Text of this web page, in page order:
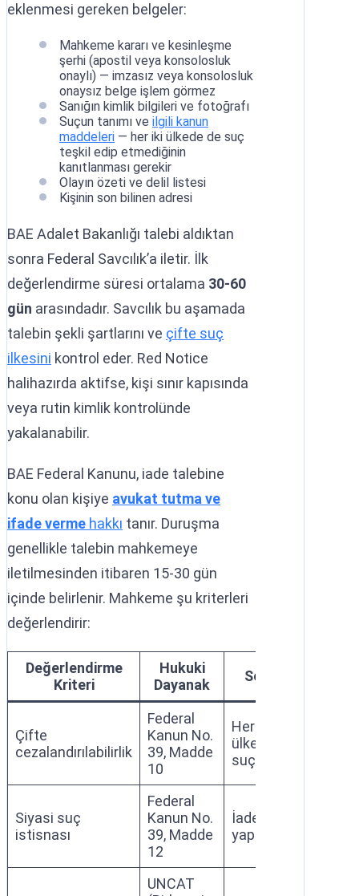
eklenmesi gereken belgeler:
Mahkeme kararı ve kesinleşme
şerhi (apostil veya konsolosluk
onaylı) — imzasız veya konsolosluk
onaysız belge işlem görmez
Sanığın kimlik bilgileri ve fotoğrafı
Suçun tanımı ve ilgili kanun
maddeleri — her iki ülkede de suç
teşkil edip etmediğinin
kanıtlanması gerekir
Olayın özeti ve delil listesi
Kişinin son bilinen adresi
BAE Adalet Bakanlığı talebi aldıktan
sonra Federal Savcılık’a iletir. İlk
değerlendirme süresi ortalama 30-60
gün arasındadır. Savcılık bu aşamada
talebin şekli şartlarını ve çifte suç
ilkesini kontrol eder. Red Notice
halihazırda aktifse, kişi sınır kapısında
veya rutin kimlik kontrolünde
yakalanabilir.
BAE Federal Kanunu, iade talebine
konu olan kişiye avukat tutma ve
ifade verme hakkı tanır. Duruşma
genellikle talebin mahkemeye
iletilmesinden itibaren 15-30 gün
içinde belirlenir. Mahkeme şu kriterleri
değerlendirir:
Değerlendirme
Kriteri
Hukuki
Dayanak
Sonuç
Çifte
cezalandırılabilirlik
Federal
Kanun No.
39, Madde
10
Her iki
ülkede de
suç olmalı
Siyasi suç
istisnası
Federal
Kanun No.
39, Madde
12
İade
yapılamaz
UNCAT